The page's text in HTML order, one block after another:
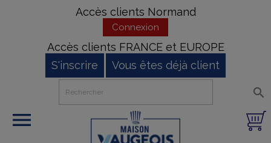
Accès clients Normand
Connexion
Accès clients FRANCE et EUROPE
S'inscrire
Vous êtes déjà client

